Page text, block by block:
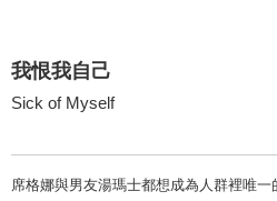
我恨我自己
Sick of Myself
席格娜與男友湯瑪士都想成為人群裡唯